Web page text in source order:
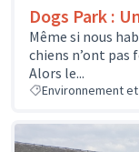
Dogs Park :
Même si nous
chiens n’ont pas
Alors le...
Environnement